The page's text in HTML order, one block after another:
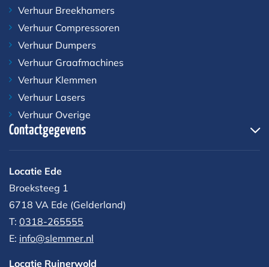
Verhuur Breekhamers
Verhuur Compressoren
Verhuur Dumpers
Verhuur Graafmachines
Verhuur Klemmen
Verhuur Lasers
Verhuur Overige
Contactgegevens
Locatie Ede
Broeksteeg 1
6718 VA Ede (Gelderland)
T: 0318-265555
E: info@slemmer.nl
Locatie Ruinerwold